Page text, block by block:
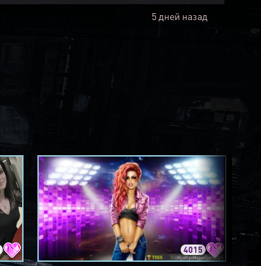
5 дней назад
4015